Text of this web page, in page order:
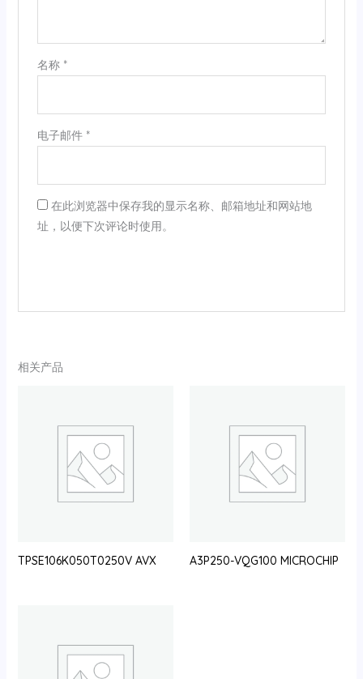
名称 *
电子邮件 *
在此浏览器中保存我的显示名称、邮箱地址和网站地
址，以便下次评论时使用。
相关产品
TPSE106K050T0250V AVX A3P250-VQG100 MICROCHIP